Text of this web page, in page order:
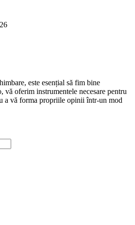
este esențial să fim bine
oferim instrumentele necesare pentru
a vă forma propriile opinii într-un mod